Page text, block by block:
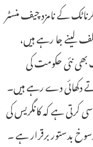
این آئی) کرناٹک کے نامزد چیف منسٹر
لینے جا رہے ہیں،
نئی حکومت کی
دکھائی دے رہے ہیں۔
کرتی ہے کہ کانگریس کی
بدستور برقرار ہے ۔